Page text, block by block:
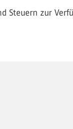
Steuern zur